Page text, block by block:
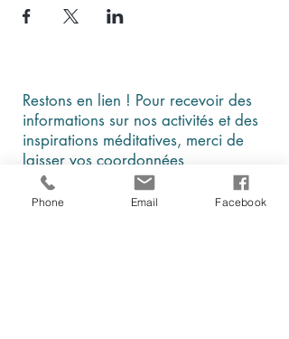
Restons en lien ! Pour recevoir des
informations sur nos activités et des
inspirations méditatives, merci de
laisser vos coordonnées
Phone Email Facebook